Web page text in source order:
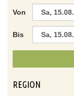
Von
Bis
REGION